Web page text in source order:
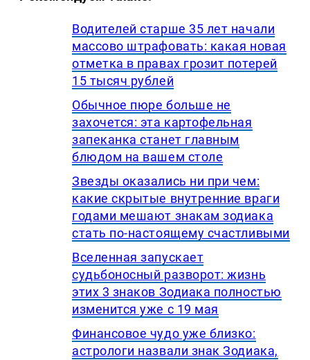
Водителей старше 35 лет начали
массово штрафовать: какая новая
отметка в правах грозит потерей
15 тысяч рублей
Обычное пюре больше не
захочется: эта картофельная
запеканка станет главным
блюдом на вашем столе
Звезды оказались ни при чем:
какие скрытые внутренние враги
годами мешают знакам зодиака
стать по-настоящему счастливыми
Вселенная запускает
судьбоносный разворот: жизнь
этих 3 знаков Зодиака полностью
изменится уже с 19 мая
Финансовое чудо уже близко:
астрологи назвали знак Зодиака,